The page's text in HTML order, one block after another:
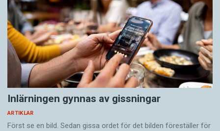
Inlärningen gynnas av gissningar
ARTIKLAR
Först se en bild. Sedan gissa ordet för det bilden föreställer för